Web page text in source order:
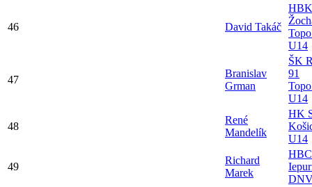
46 David Takáč
HBK
U14
47
Branislav
Grman
ŠK
91
U14
48
René
Mandelík
HK
U14
49
Richard
Marek
HBC